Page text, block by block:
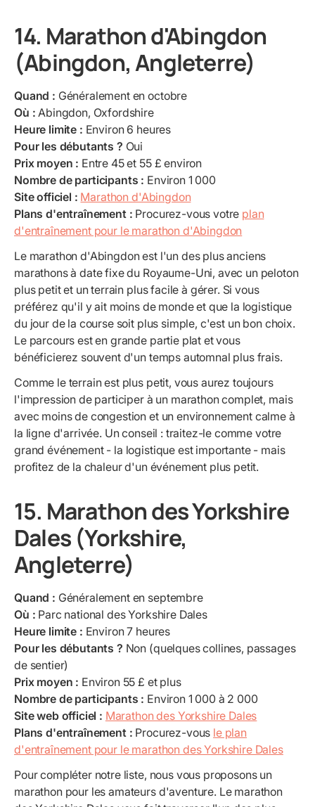
14. Marathon d'Abingdon
(Abingdon, Angleterre)
Quand : Généralement en octobre
Où : Abingdon, Oxfordshire
Heure limite : Environ 6 heures
Pour les débutants ? Oui
Prix moyen : Entre 45 et 55 £ environ
Nombre de participants : Environ 1 000
Site officiel : Marathon d'Abingdon
Plans d'entraînement : Procurez-vous votre plan
d'entraînement pour le marathon d'Abingdon
Le marathon d'Abingdon est l'un des plus anciens
marathons à date fixe du Royaume-Uni, avec un peloton
plus petit et un terrain plus facile à gérer. Si vous
préférez qu'il y ait moins de monde et que la logistique
du jour de la course soit plus simple, c'est un bon choix.
Le parcours est en grande partie plat et vous
bénéficierez souvent d'un temps automnal plus frais.
Comme le terrain est plus petit, vous aurez toujours
l'impression de participer à un marathon complet, mais
avec moins de congestion et un environnement calme à
la ligne d'arrivée. Un conseil : traitez-le comme votre
grand événement - la logistique est importante - mais
profitez de la chaleur d'un événement plus petit.
15. Marathon des Yorkshire
Dales (Yorkshire,
Angleterre)
Quand : Généralement en septembre
Où : Parc national des Yorkshire Dales
Heure limite : Environ 7 heures
Pour les débutants ? Non (quelques collines, passages
de sentier)
Prix moyen : Environ 55 £ et plus
Nombre de participants : Environ 1 000 à 2 000
Site web officiel : Marathon des Yorkshire Dales
Plans d'entraînement : Procurez-vous le plan
d'entraînement pour le marathon des Yorkshire Dales
Pour compléter notre liste, nous vous proposons un
marathon pour les amateurs d'aventure. Le marathon